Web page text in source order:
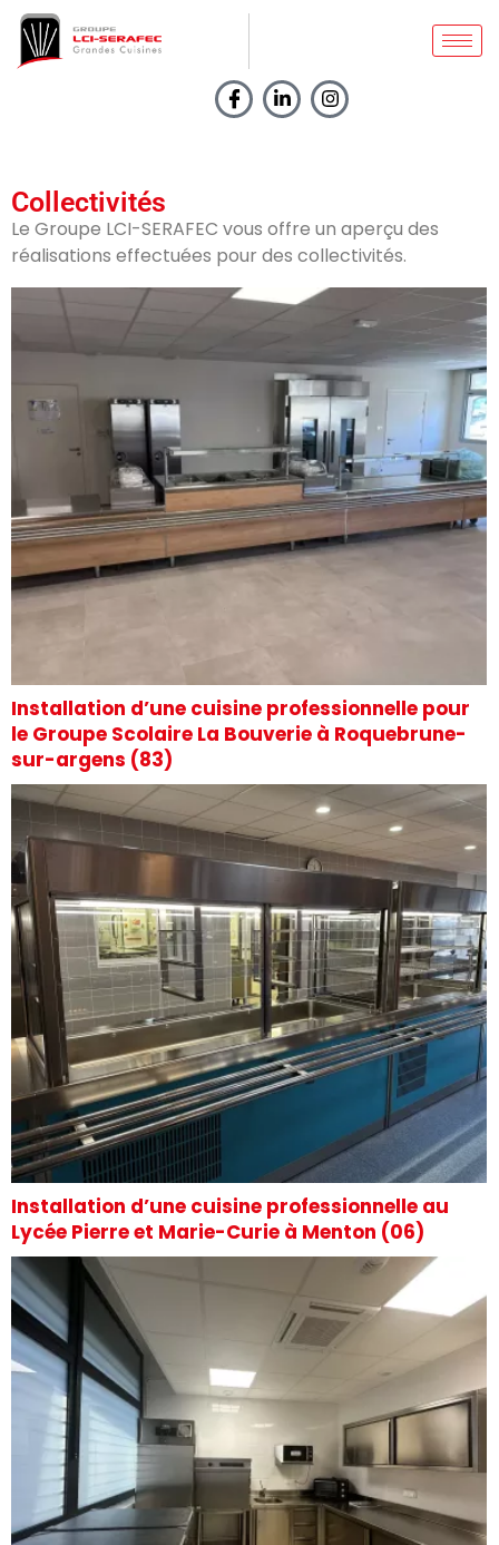
Collectivités
Le Groupe LCI-SERAFEC vous offre un aperçu des
réalisations effectuées pour des collectivités.
Installation d’une cuisine professionnelle pour
le Groupe Scolaire La Bouverie à Roquebrune-
sur-argens (83)
Installation d’une cuisine professionnelle au
Lycée Pierre et Marie-Curie à Menton (06)